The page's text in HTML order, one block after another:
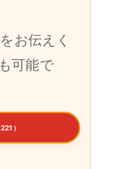
お伝えく
可能で
）